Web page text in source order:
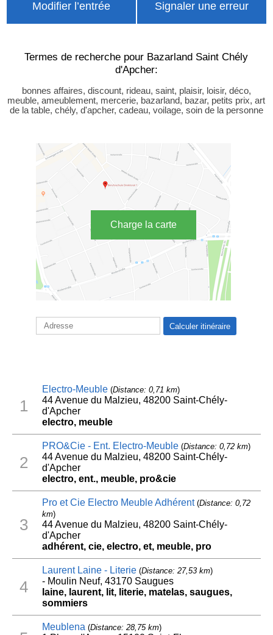
Modifier l’entrée Signaler une erreur
Termes de recherche pour Bazarland Saint Chély
d'Apcher:
bonnes affaires, discount, rideau, saint, plaisir, loisir, déco,
meuble, ameublement, mercerie, bazarland, bazar, petits prix, art
de la table, chély, d'apcher, cadeau, voilage, soin de la personne
Charge la carte
1
Electro-Meuble(Distance: 0,71 km)
44 Avenue du Malzieu, 48200 Saint-Chély-
d'Apcher
electro, meuble
2
PRO&Cie - Ent. Electro-Meuble(Distance: 0,72 km)
44 Avenue du Malzieu, 48200 Saint-Chély-
d'Apcher
electro, ent., meuble, pro&cie
3
Pro et Cie Electro Meuble Adhérent(Distance: 0,72
km)
44 Avenue du Malzieu, 48200 Saint-Chély-
d'Apcher
adhérent, cie, electro, et, meuble, pro
4
Laurent Laine - Literie(Distance: 27,53 km)
- Moulin Neuf, 43170 Saugues
laine, laurent, lit, literie, matelas, saugues,
sommiers
Meublena(Distance: 28,75 km)